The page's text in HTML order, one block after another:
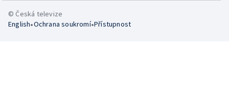
© Česká televize
English•Ochrana soukromí•Přístupnost